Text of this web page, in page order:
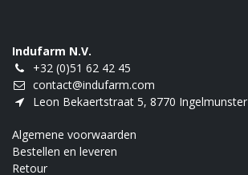
Indufarm N.V.
+32 (0)51 62 42 45
contact@indufarm.com
Leon Bekaertstraat 5, 8770 Ingelmunster
Algemene voorwaarden
Bestellen en leveren
Retour